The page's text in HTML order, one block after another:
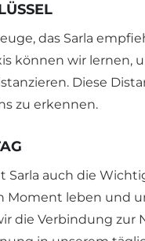
das Sarla
können wir lernen,
Diese
zu erkennen.
auch die
leben und
die Verbindung zur